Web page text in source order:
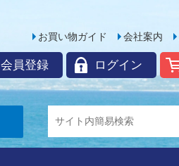
会社案内
お買い物ガイド
ログイン
会員登録